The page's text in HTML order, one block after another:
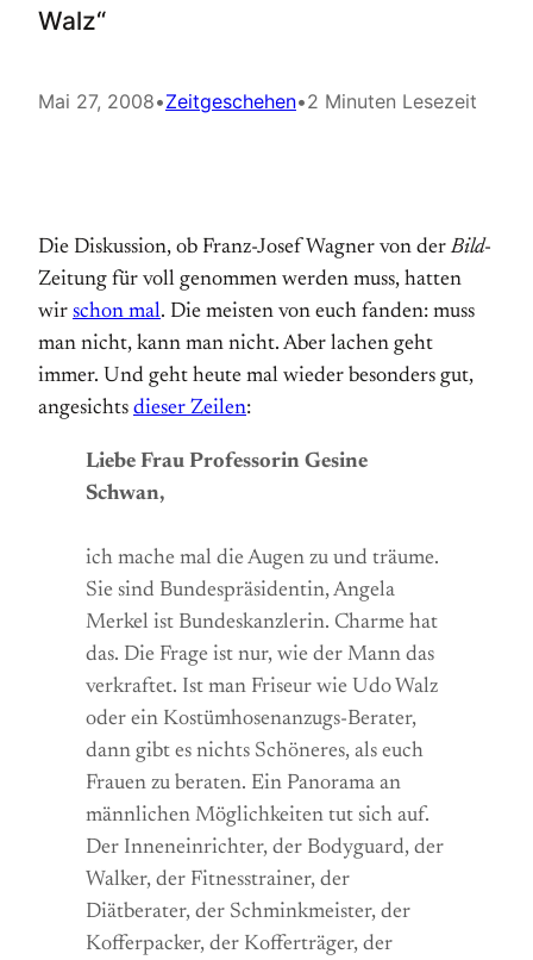
Walz“
Mai 27, 2008•Zeitgeschehen•2 Minuten Lesezeit
Die Diskussion, ob Franz-Josef Wagner von derBild-
Zeitung für voll genommen werden muss, hatten
wir schon mal. Die meisten von euch fanden: muss
man nicht, kann man nicht. Aber lachen geht
immer. Und geht heute mal wieder besonders gut,
angesichts dieser Zeilen:
Liebe Frau Professorin Gesine
Schwan,
ich mache mal die Augen zu und träume.
Sie sind Bundespräsidentin, Angela
Merkel ist Bundeskanzlerin. Charme hat
das. Die Frage ist nur, wie der Mann das
verkraftet. Ist man Friseur wie Udo Walz
oder ein Kostümhosenanzugs-Berater,
dann gibt es nichts Schöneres, als euch
Frauen zu beraten. Ein Panorama an
männlichen Möglichkeiten tut sich auf.
Der Inneneinrichter, der Bodyguard, der
Walker, der Fitnesstrainer, der
Diätberater, der Schminkmeister, der
Kofferpacker, der Kofferträger, der